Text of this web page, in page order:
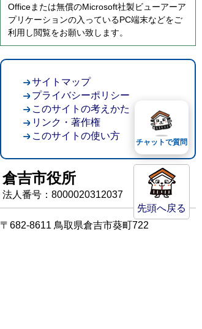
Officeまたは無償のMicrosoft社製ビューアーア
プリケーションの入っているPC端末などをご
利用し閲覧をお願い致します。
先頭へ戻る
サイトマップ
プライバシーポリシー
このサイトの考えかた
リンク・著作権
このサイトの使い方
倉吉市役所
法人番号：8000020312037
〒682-8611 鳥取県倉吉市葵町722
チャットで質問